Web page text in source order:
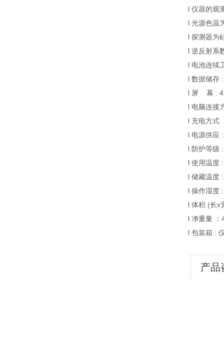
l 仪器的观
l 光源色温
l 探测器为
l 逆反射系
l 电池连续
l 数据储存
l 屏 幕 :
l 电脑连接
l 充电方式
l 电源供应
l 防护等级
l 使用温度
l 储藏温度
l 操作湿度
l 体积 (长x
l 净重量
l 包装箱 :
产品